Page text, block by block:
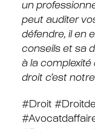
un
peut auditer
défendre, il en
conseils et sa
à la complexité
droit c’est
#Droit